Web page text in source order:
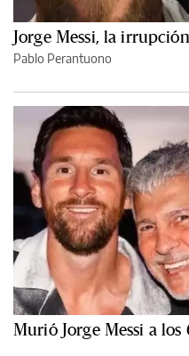
Jorge Messi, la
Pablo Perantuono
Murió Jorge Messi a los